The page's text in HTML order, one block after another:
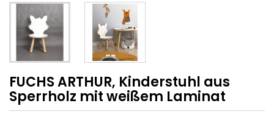
FUCHS ARTHUR, Kinderstuhl aus
Sperrholz mit weißem Laminat